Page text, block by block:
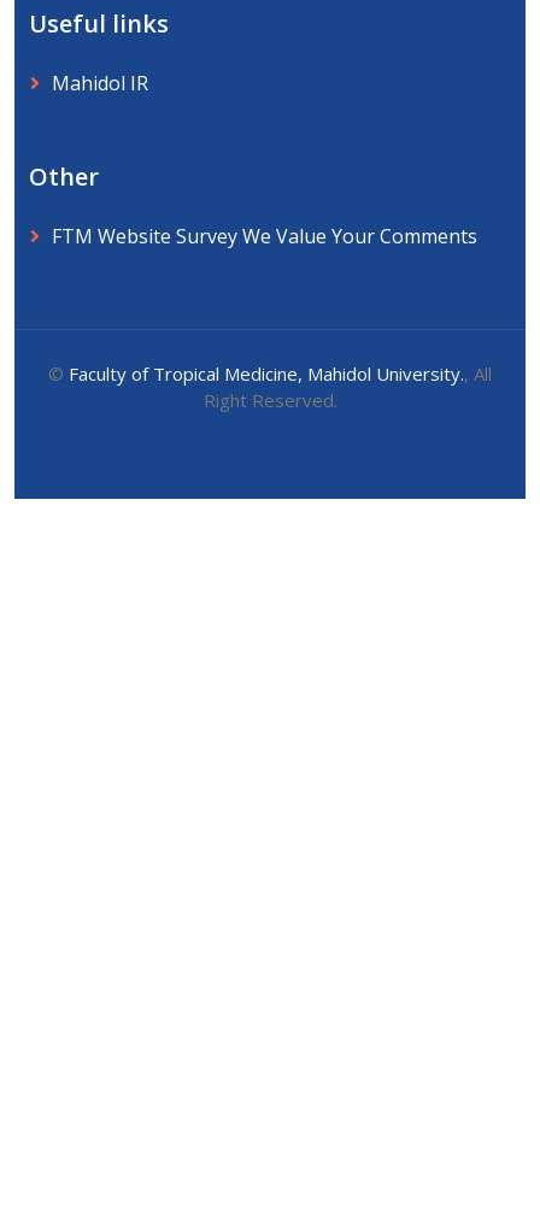
Useful links
Mahidol IR
Other
FTM Website Survey We Value Your Comments
© Faculty of Tropical Medicine, Mahidol University., All
Right Reserved.